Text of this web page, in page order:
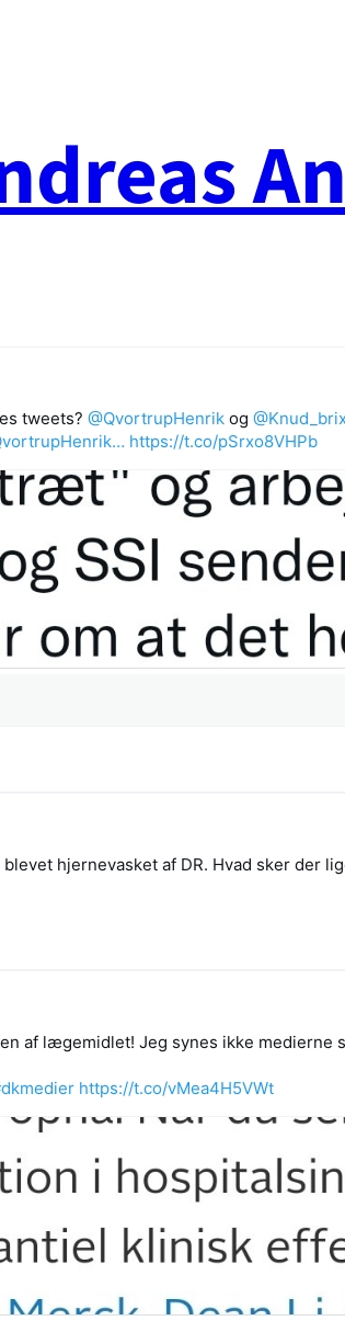
tweets? @QvortrupHenrik og @Knud_brix
https://t.co/pSrxo8VHPb
hjernevasket af DR. Hvad sker der
af lægemidlet! Jeg synes ikke medierne
https://t.co/vMea4H5VWt